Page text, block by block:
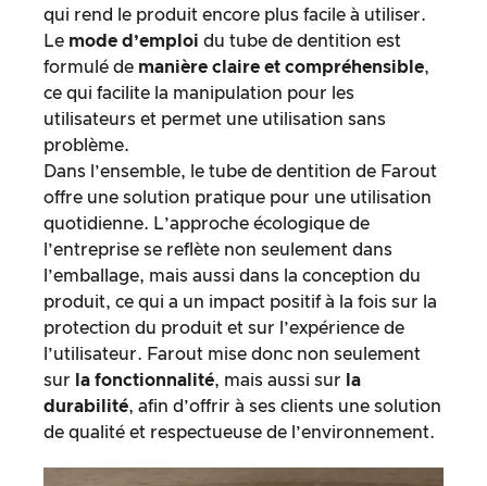
qui rend le produit encore plus facile à utiliser.
Le mode d’emploi du tube de dentition est
formulé de manière claire et compréhensible,
ce qui facilite la manipulation pour les
utilisateurs et permet une utilisation sans
problème.
Dans l’ensemble, le tube de dentition de Farout
offre une solution pratique pour une utilisation
quotidienne. L’approche écologique de
l’entreprise se reflète non seulement dans
l’emballage, mais aussi dans la conception du
produit, ce qui a un impact positif à la fois sur la
protection du produit et sur l’expérience de
l’utilisateur. Farout mise donc non seulement
sur
la fonctionnalité, mais aussi sur
la
durabilité, afin d’offrir à ses clients une solution
de qualité et respectueuse de l’environnement.